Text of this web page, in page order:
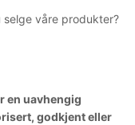
selge våre produkter?
en uavhengig
godkjent eller